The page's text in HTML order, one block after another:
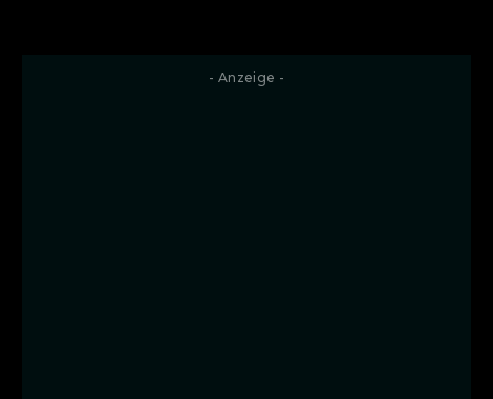
- Anzeige -